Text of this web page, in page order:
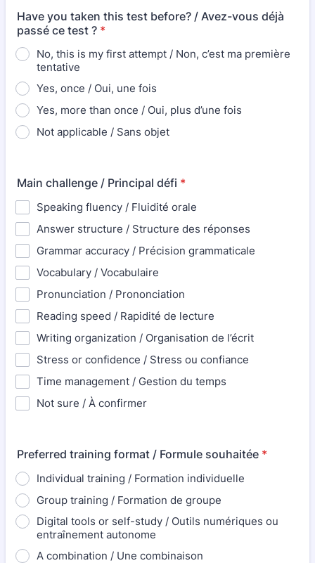
Have you taken this test before? / Avez-vous déjà
passé ce test ? *
No, this is my first attempt / Non, c’est ma première
tentative
Yes, once / Oui, une fois
Yes, more than once / Oui, plus d’une fois
Not applicable / Sans objet
Main challenge / Principal défi *
Speaking fluency / Fluidité orale
Answer structure / Structure des réponses
Grammar accuracy / Précision grammaticale
Vocabulary / Vocabulaire
Pronunciation / Prononciation
Reading speed / Rapidité de lecture
Writing organization / Organisation de l’écrit
Stress or confidence / Stress ou confiance
Time management / Gestion du temps
Not sure / À confirmer
Preferred training format / Formule souhaitée *
Individual training / Formation individuelle
Group training / Formation de groupe
Digital tools or self-study / Outils numériques ou
entraînement autonome
A combination / Une combinaison